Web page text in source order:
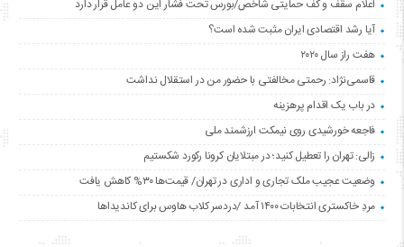
اعلام سقف و کف حمایتی شاخص/بورس تحت فشار این دو عامل قرار دارد
آیا رشد اقتصادی ایران مثبت شده است؟
هفت راز سال ۲۰۲۰
قاسمی‌نژاد: رحمتی مخالفتی با حضور من در استقلال نداشت
در باب یک اقدام پرهزینه
فاجعه خورشیدی روی نیمکت ارزشمند ملی
زالی: تهران را تعطیل کنید؛ در مبتلایان کرونا رکورد شکستیم
وضعیت عجیب ملک تجاری و اداری در تهران/ قیمت‌ها ۳۰% کاهش یافت
مردِ خاکستری انتخابات ۱۴۰۰ آمد /دردسر کلاب هاوس برای کاندیداها